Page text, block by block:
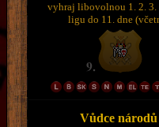
vyhraj libovolnou 1. 2. 3.
ligu do 11. dne
Vůdce národů